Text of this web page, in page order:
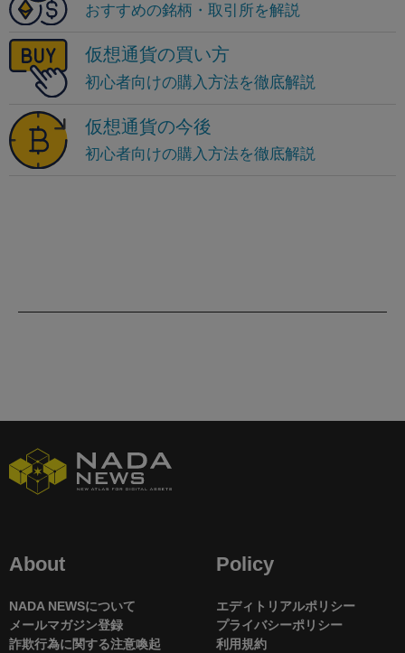
About
NADA NEWSについて
メールマガジン登録
詐欺行為に関する注意喚起
Policy
エディトリアルポリシー
プライバシーポリシー
利用規約